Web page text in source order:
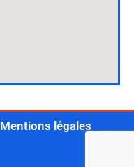
Mentions légales